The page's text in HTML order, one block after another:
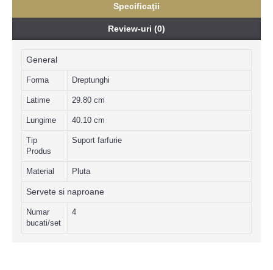
Specificaţii
Review-uri (0)
General
Forma Dreptunghi
Latime 29.80 cm
Lungime 40.10 cm
Tip
Produs
Suport farfurie
Material Pluta
Servete si naproane
Numar
bucati/set
4